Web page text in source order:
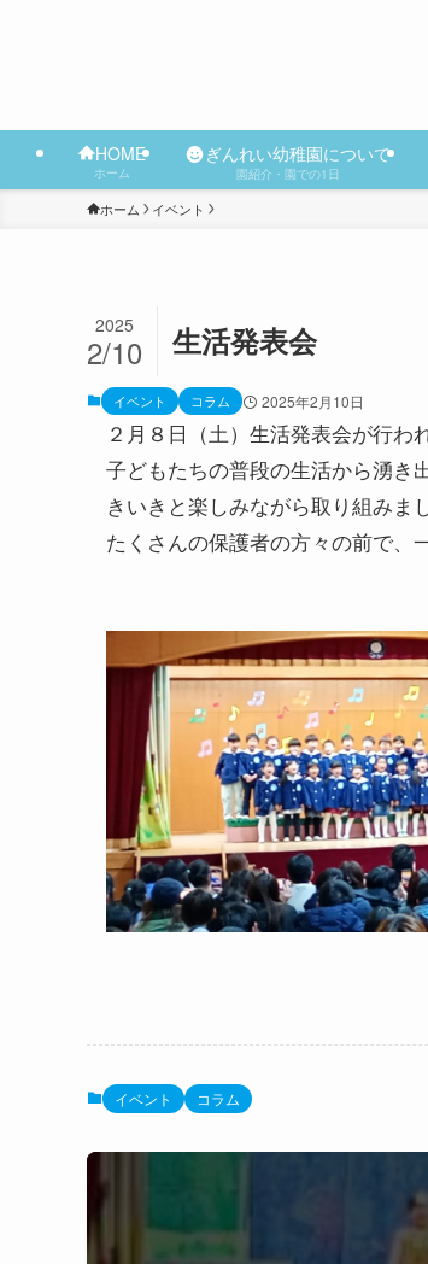
HOME
ホーム
ぎんれい幼稚園について
園紹介・園での1日
ホーム イベント
生活発表会
2025
2/10
イベント コラム 2025年2月10日
２月８日（土）生活発表会が行わ
子どもたちの普段の生活から湧き
きいきと楽しみながら取り組みまし
たくさんの保護者の方々の前で、
イベント コラム